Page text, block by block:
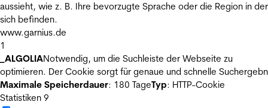
aussieht, wie z. B. Ihre bevorzugte Sprache oder die Region in
sich befinden.
www.garnius.de
1
_ALGOLIANotwendig, um die Suchleiste der Webseite zu
optimieren. Der Cookie sorgt für genaue und schnelle
Maximale Speicherdauer: 180 TageTyp: HTTP-Cookie
Statistiken 9